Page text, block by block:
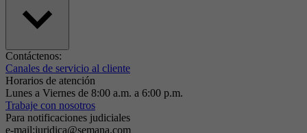
Contáctenos:
Canales de servicio al cliente
Horarios de atención
Lunes a Viernes de 8:00 a.m. a 6:00 p.m.
Trabaje con nosotros
Para notificaciones judiciales
e-mail:juridica@semana.com